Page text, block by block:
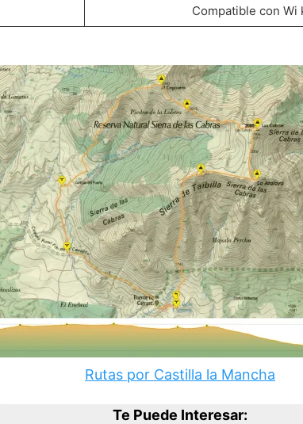
Compatible con Wi
Rutas por Castilla la Mancha
Te Puede Interesar: